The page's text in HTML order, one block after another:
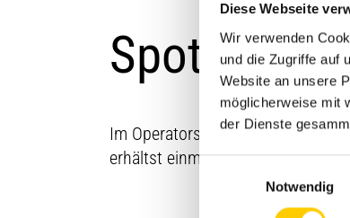
Diese Webseite
Wir verwenden
und die Zugriffe auf
Website an unsere
möglicherweise mit
der Dienste
Einwilligungsauswahl
Notwendig
Spotlights
Im Operators Club bleibst du
erhältst einmalige Einblicke wie